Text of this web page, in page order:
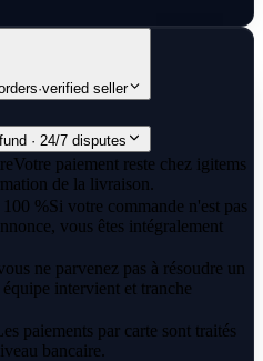
·verified seller
· 24/7 disputes
Votre paiement reste chez igitems
de la livraison.
100 %Si votre commande n'est pas
vous êtes intégralement
ne parvenez pas à résoudre un
intervient et tranche
paiements par carte sont traités
bancaire.